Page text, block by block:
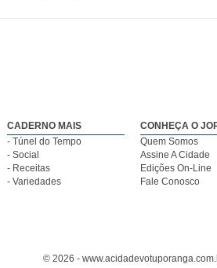
CADERNO MAIS
- Túnel do Tempo
- Social
- Receitas
- Variedades
CONHEÇA O
Quem Somos
Assine A Cidade
Edições On-Line
Fale Conosco
© 2026 -